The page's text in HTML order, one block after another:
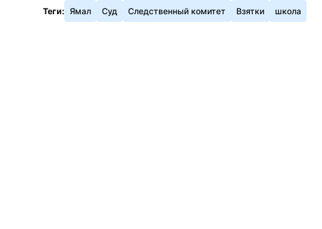
Теги: Ямал Суд Следственный комитет Взятки школа